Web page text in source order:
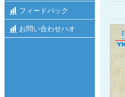
フィードバック
お問い合わせハオ